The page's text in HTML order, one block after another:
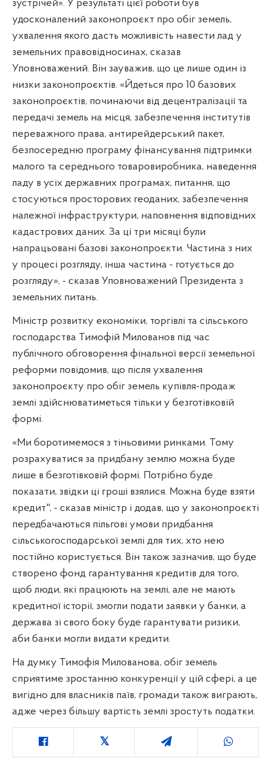
зустрічей». У результаті цієї роботи був
удосконалений законопроєкт про обіг земель,
ухвалення якого дасть можливість навести лад у
земельних правовідносинах, сказав
Уповноважений. Він зауважив, що це лише один із
низки законопроєктів. «Йдеться про 10 базових
законопроєктів, починаючи від децентралізації та
передачі земель на місця, забезпечення інститутів
переважного права, антирейдерський пакет,
безпосередню програму фінансування підтримки
малого та середнього товаровиробника, наведення
ладу в усіх державних програмах, питання, що
стосуються просторових геоданих, забезпечення
належної інфраструктури, наповнення відповідних
кадастрових даних. За ці три місяці були
напрацьовані базові законопроєкти. Частина з них
у процесі розгляду, інша частина - готується до
розгляду», - сказав Уповноважений Президента з
земельних питань.
Міністр розвитку економіки, торгівлі та сільського
господарства Тимофій Милованов під час
публічного обговорення фінальної версії земельної
реформи повідомив, що після ухвалення
законопроєкту про обіг земель купівля-продаж
землі здійснюватиметься тільки у безготівковій
формі.
«Ми боротимемося з тіньовими ринками. Тому
розрахуватися за придбану землю можна буде
лише в безготівковій формі. Потрібно буде
показати, звідки ці гроші взялися. Можна буде взяти
кредит", - сказав міністр і додав, що у законопроєкті
передбачаються пільгові умови придбання
сільськогосподарської землі для тих, хто нею
постійно користується. Він також зазначив, що буде
створено фонд гарантування кредитів для того,
щоб люди, які працюють на землі, але не мають
кредитної історії, змогли подати заявки у банки, а
держава зі свого боку буде гарантувати ризики,
аби банки могли видати кредити.
На думку Тимофія Милованова, обіг земель
сприятиме зростанню конкуренції у цій сфері, а це
вигідно для власників паїв, громади також виграють,
адже через більшу вартість землі зростуть податки.